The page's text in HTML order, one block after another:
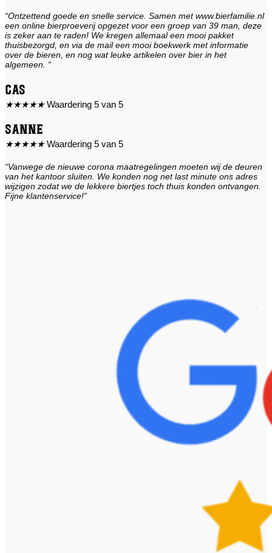
“Ontzettend goede en snelle service. Samen met www.bierfamilie.nl
een online bierproeverij opgezet voor een groep van 39 man, deze
is zeker aan te raden! We kregen allemaal een mooi pakket
thuisbezorgd, en via de mail een mooi boekwerk met informatie
over de bieren, en nog wat leuke artikelen over bier in het
algemeen. “
Cas
★★★★★ Waardering 5 van 5
Sanne
★★★★★ Waardering 5 van 5
“Vanwege de nieuwe corona maatregelingen moeten wij de deuren
van het kantoor sluiten. We konden nog net last minute ons adres
wijzigen zodat we de lekkere biertjes toch thuis konden ontvangen.
Fijne klantenservice!”